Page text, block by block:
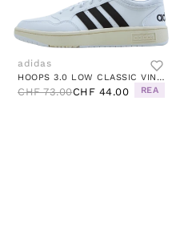
adidas
HOOPS 3.0 LOW CLASSIC VINTAGE SHOES CLOUD WHITE / CORE BLACK / CHALK WHITE
CHF 73.00CHF 44.00 REA